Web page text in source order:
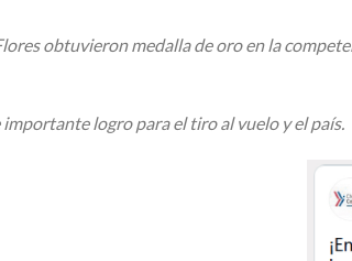
obtuvieron medalla de oro en la
logro para el tiro al vuelo y el país.